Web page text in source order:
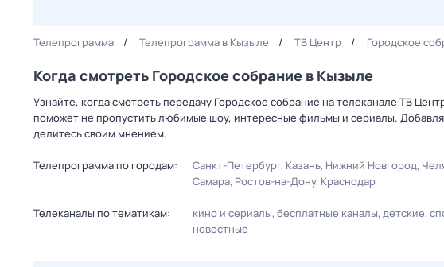
Телепрограмма Телепрограмма в Кызыле ТВ Центр Городское
Когда смотреть Городское собрание в Кызыле
Узнайте, когда смотреть передачу Городское собрание на телеканале ТВ
поможет не пропустить любимые шоу, интересные фильмы и сериалы.
делитесь своим мнением.
Телепрограмма по городам: Санкт-Петербург Казань Нижний Новгород
Самара Ростов-на-Дону Краснодар
Телеканалы по тематикам: кино и сериалы бесплатные каналы детские
новостные